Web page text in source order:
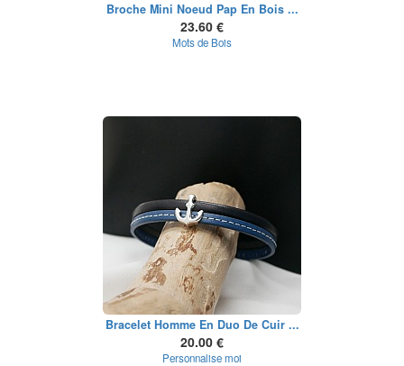
Broche Mini Noeud Pap En Bois ...
23.60 €
Mots de Bois
Bracelet Homme En Duo De Cuir ...
20.00 €
Personnalise moi